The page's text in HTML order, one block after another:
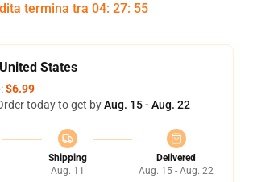
termina tra 04: 27: 54
States
$6.99
today to get byAug. 15 - Aug. 22
Shipping
Aug. 11
Delivered
Aug. 15 - Aug. 22